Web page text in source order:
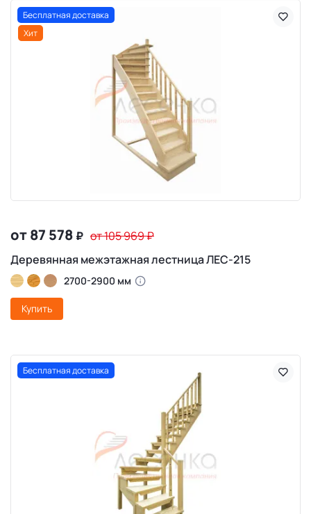
Бесплатная доставка
Хит
от 87 578 ₽ от 105 969₽
Деревянная межэтажная лестница ЛЕС-215
2700-2900 мм
Купить
Бесплатная доставка